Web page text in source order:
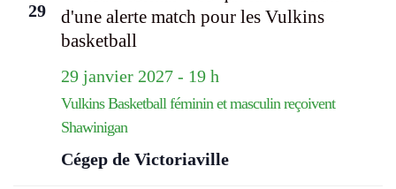
29
29 janvier 2027 - 19 h
Vulkins Basketball féminin et masculin reçoivent
Shawinigan
Cégep de Victoriaville